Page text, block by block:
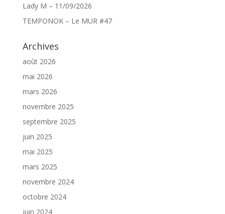
Lady M – 11/09/2026
TEMPONOK – Le MUR #47
Archives
août 2026
mai 2026
mars 2026
novembre 2025
septembre 2025
juin 2025
mai 2025
mars 2025
novembre 2024
octobre 2024
juin 2024